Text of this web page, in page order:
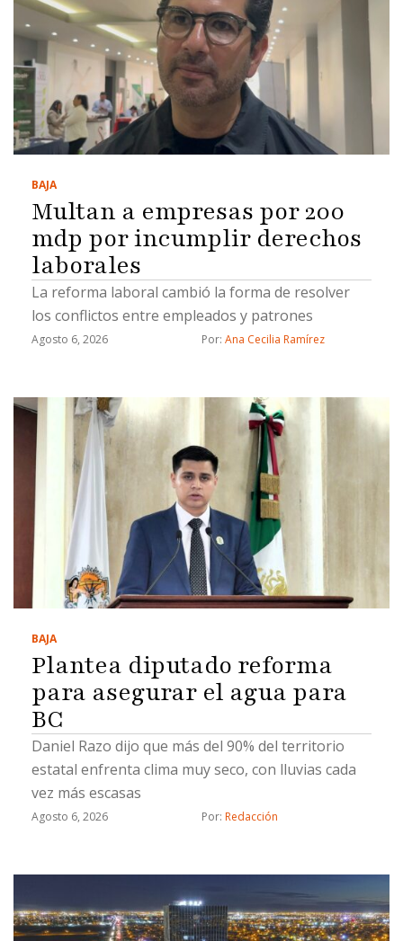
BAJA
Multan a empresas por 200
mdp por incumplir derechos
laborales
La reforma laboral cambió la forma de resolver
los conflictos entre empleados y patrones
Agosto 6, 2026 Por: Ana Cecilia Ramírez
BAJA
Plantea diputado reforma
para asegurar el agua para
BC
Daniel Razo dijo que más del 90% del territorio
estatal enfrenta clima muy seco, con lluvias cada
vez más escasas
Agosto 6, 2026 Por: Redacción